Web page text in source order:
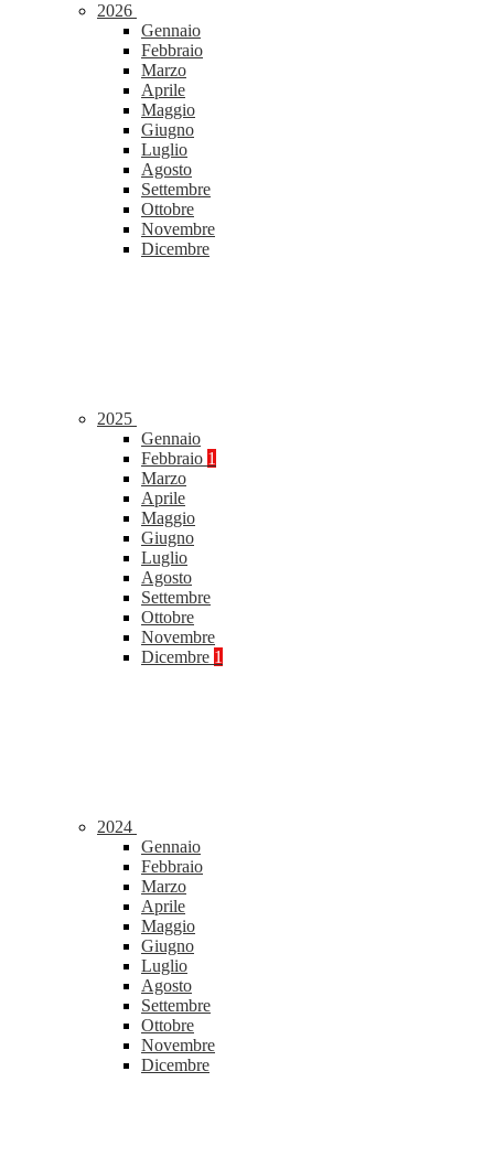
2026
Gennaio
Febbraio
Marzo
Aprile
Maggio
Giugno
Luglio
Agosto
Settembre
Ottobre
Novembre
Dicembre
2025
Gennaio
Febbraio 1
Marzo
Aprile
Maggio
Giugno
Luglio
Agosto
Settembre
Ottobre
Novembre
Dicembre 1
2024
Gennaio
Febbraio
Marzo
Aprile
Maggio
Giugno
Luglio
Agosto
Settembre
Ottobre
Novembre
Dicembre